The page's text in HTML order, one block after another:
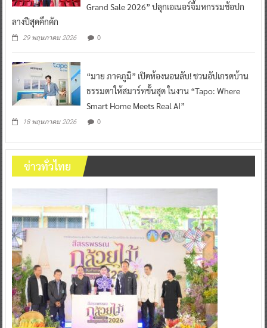
Grand Sale 2026” ปลุกเอเนอร์จี้มหกรรมช้อปก
ลางปีสุดคึกคัก
29 พฤษภาคม 2026 0
“มาย ภาคภูมิ” เปิดห้องนอนลับ! ชวนอัปเกรดบ้าน
ธรรมดาให้สมาร์ทขั้นสุด ในงาน “Tapo: Where
Smart Home Meets Real AI”
18 พฤษภาคม 2026 0
ข่าวทั่วไทย